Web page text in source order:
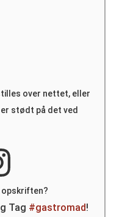
over nettet, eller
stødt på det ved
opskriften?
Tag #gastromad!